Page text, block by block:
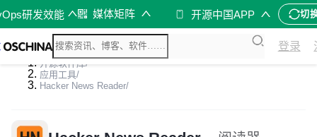
研发效能 媒体矩阵 开源中国APP 切
登录
开源软件库/
应用工具/
Hacker News Reader/